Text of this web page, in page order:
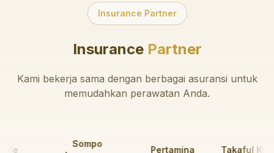
Insurance Partner
InsurancePartner
Kami bekerja sama dengan berbagai asuransi untuk
memudahkan perawatan Anda.
Sompo
Pertamina Takaful